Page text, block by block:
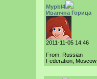
Mypbl4
Иванчна Горица
2011-11-05 14:46
From: Russian
Federation, Moscow